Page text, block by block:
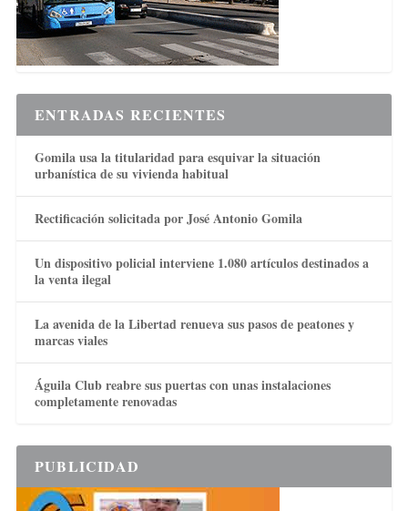
ENTRADAS RECIENTES
Gomila usa la titularidad para esquivar la situación
urbanística de su vivienda habitual
Rectificación solicitada por José Antonio Gomila
Un dispositivo policial interviene 1.080 artículos destinados a
la venta ilegal
La avenida de la Libertad renueva sus pasos de peatones y
marcas viales
Águila Club reabre sus puertas con unas instalaciones
completamente renovadas
PUBLICIDAD